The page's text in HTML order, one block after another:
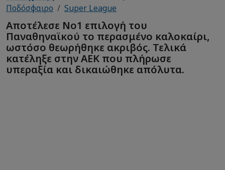
Ποδόσφαιρο
Super League
Αποτέλεσε Νο1 επιλογή του
Παναθηναϊκού το περασμένο καλοκαίρι,
ωστόσο θεωρήθηκε ακριβός. Τελικά
κατέληξε στην ΑΕΚ που πλήρωσε
υπεραξία και δικαιώθηκε απόλυτα.